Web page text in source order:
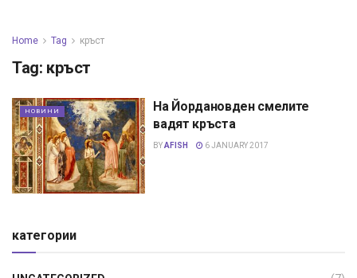
Home Tag кръст
Tag: кръст
НОВИНИ
На Йордановден смелите
вадят кръста
BYAFISH 6 JANUARY 2017
категории